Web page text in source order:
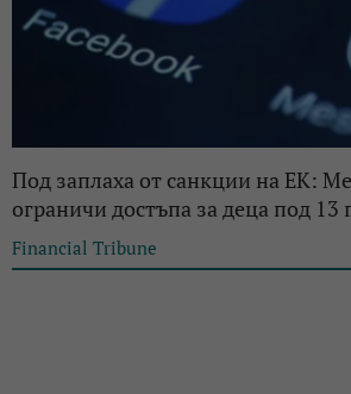
Под заплаха от санкции на ЕК:
ограничи достъпа за деца под 13
Financial Tribune